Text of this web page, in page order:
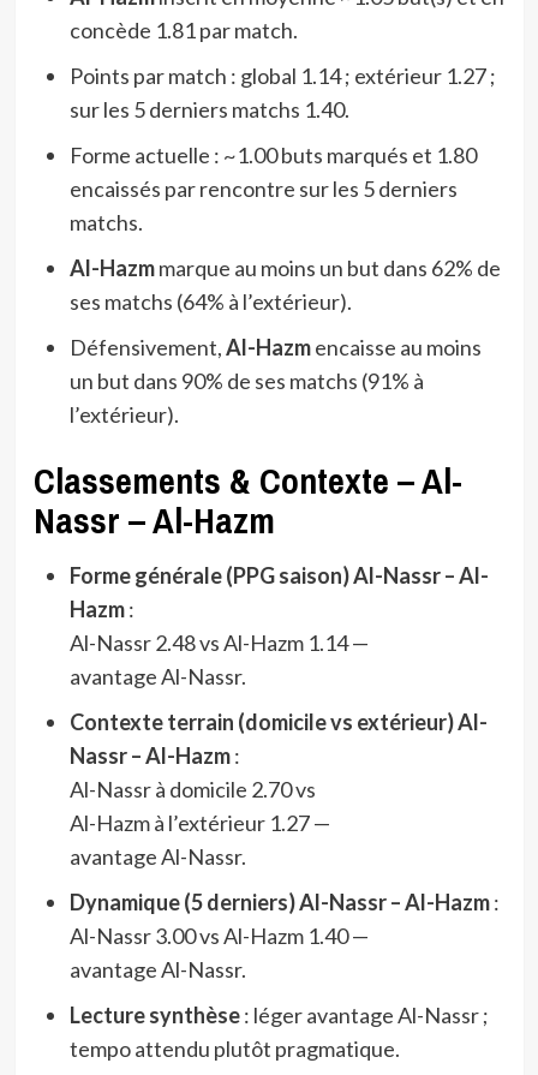
concède 1.81 par match.
Points par match : global 1.14 ; extérieur 1.27 ;
sur les 5 derniers matchs 1.40.
Forme actuelle : ~1.00 buts marqués et 1.80
encaissés par rencontre sur les 5 derniers
matchs.
Al-Hazmmarque au moins un but dans 62% de
ses matchs (64% à l’extérieur).
Défensivement,Al-Hazmencaisse au moins
un but dans 90% de ses matchs (91% à
l’extérieur).
Classements & Contexte – Al-
Nassr – Al-Hazm
Forme générale (PPG saison) Al-Nassr – Al-
Hazm:
Al-Nassr 2.48 vs Al-Hazm 1.14 —
avantage Al-Nassr.
Contexte terrain (domicile vs extérieur) Al-
Nassr – Al-Hazm:
Al-Nassr à domicile 2.70 vs
Al-Hazm à l’extérieur 1.27 —
avantage Al-Nassr.
Dynamique (5 derniers) Al-Nassr – Al-Hazm:
Al-Nassr 3.00 vs Al-Hazm 1.40 —
avantage Al-Nassr.
Lecture synthèse: léger avantage Al-Nassr ;
tempo attendu plutôt pragmatique.